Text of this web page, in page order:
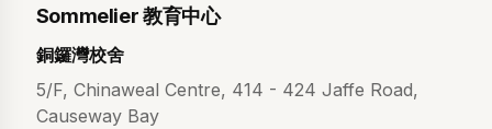
Sommelier 教育中心
銅鑼灣校舍
5/F, Chinaweal Centre, 414 - 424 Jaffe Road,
Causeway Bay